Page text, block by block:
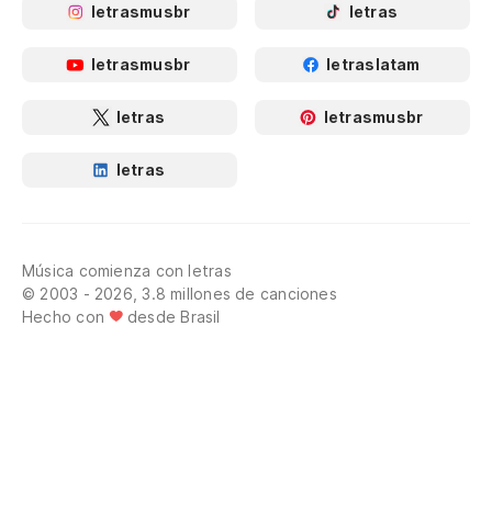
letrasmusbr letras
letrasmusbr letraslatam
letras letrasmusbr
letras
Música comienza con letras
© 2003 - 2026, 3.8 millones de canciones
Hecho con
desde Brasil